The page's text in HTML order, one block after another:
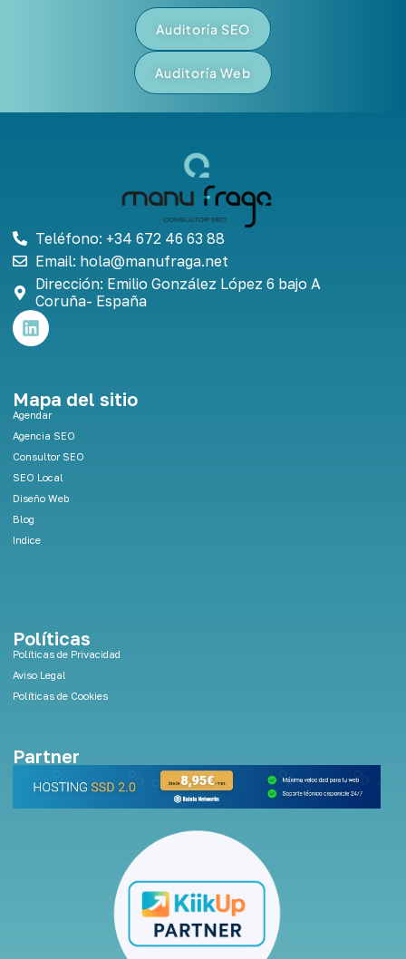
Auditoría SEO
Auditoría Web
Teléfono: +34 672 46 63 88
Email: hola@manufraga.net
Dirección: Emilio González López 6 bajo A
Coruña- España
L
i
e
d
n
Mapa del sitio
Agendar
Agencia SEO
Consultor SEO
SEO Local
Diseño Web
Blog
Indice
Políticas
Políticas de Privacidad
Aviso Legal
Políticas de Cookies
Partner